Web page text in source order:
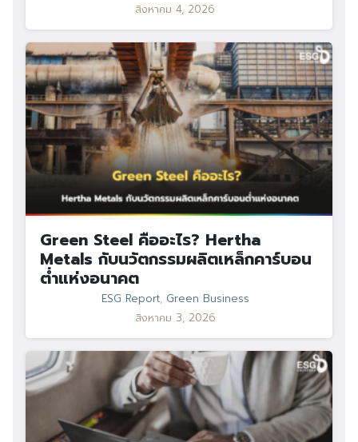
สิงหาคม 4, 2026
Green Steel คืออะไร? Hertha
Metals กับนวัตกรรมผลิตเหล็กคาร์บอน
ต่ำแห่งอนาคต
ESG Report, Green Business
สิงหาคม 3, 2026